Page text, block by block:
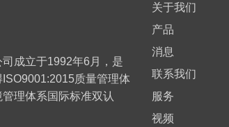
成立于1992年6月，是
质量管理体
理体系国际标准双认
关于我们
产品
消息
联系我们
服务
视频